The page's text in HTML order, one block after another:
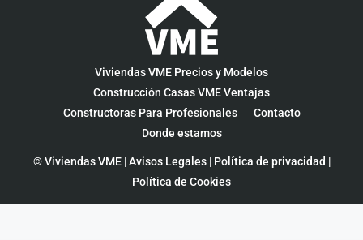
Viviendas VME Precios y Modelos
Construcción Casas VME Ventajas
Constructoras Para Profesionales
Contacto
Donde estamos
© Viviendas VME |Avisos Legales| Política de privacidad |
Política de Cookies